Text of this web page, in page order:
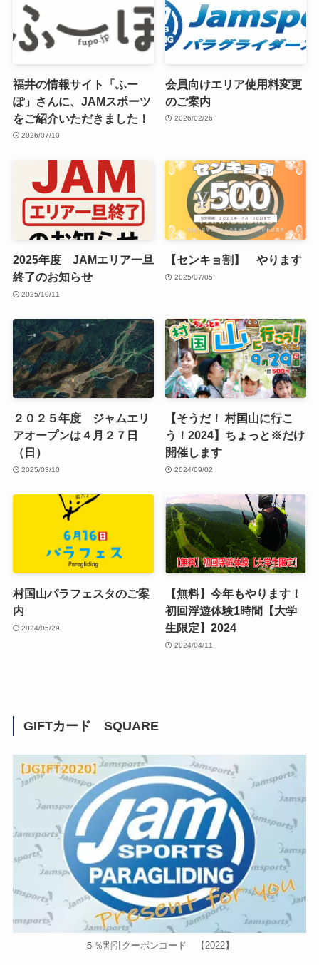
福井の情報サイト「ふー
ぽ」さんに、JAMスポーツ
をご紹介いただきました！
2026/07/10
会員向けエリア使用料変更
のご案内
2026/02/26
2025年度 JAMエリア一旦
終了のお知らせ
2025/10/11
【センキョ割】 やります
2025/07/05
２０２５年度 ジャムエリ
アオープンは４月２７日
（日）
2025/03/10
【そうだ！ 村国山に行こ
う！2024】ちょっと※だけ
開催します
2024/09/02
村国山パラフェスタのご案
内
2024/05/29
【無料】今年もやります！
初回浮遊体験1時間【大学
生限定】2024
2024/04/11
GIFTカード SQUARE
５％割引クーポンコード 【2022】